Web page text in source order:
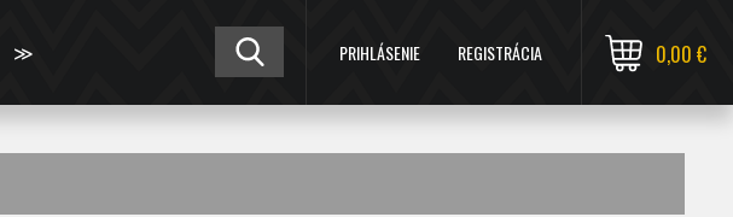
≫ 0,00 €
PRIHLÁSENIE REGISTRÁCIA